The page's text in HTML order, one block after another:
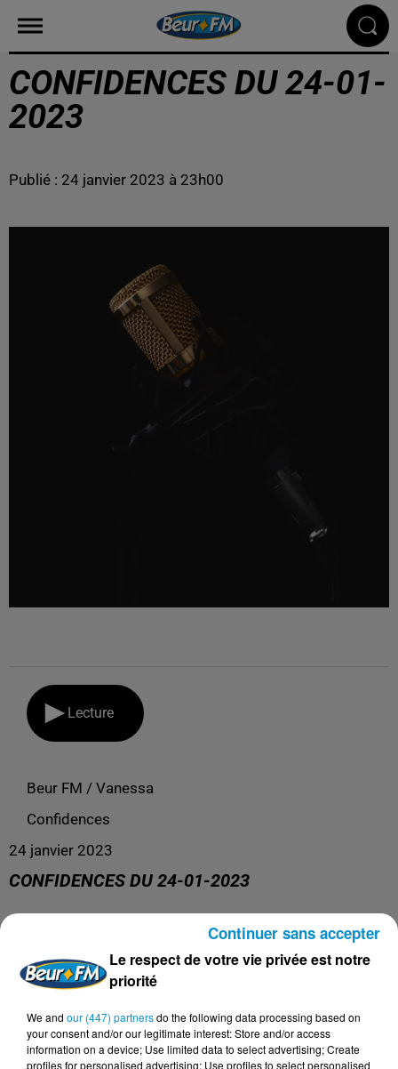
CONFIDENCES DU 24-01-
2023
Publié : 24 janvier 2023 à 23h00
Lecture
Beur FM / Vanessa
Confidences
24 janvier 2023
CONFIDENCES DU 24-01-2023
Le respect de votre vie privée est notre
priorité
We and our (447) partnersdo the following data processing based on
your consent and/or our legitimate interest: Store and/or access
information on a device; Use limited data to select advertising; Create
profiles for personalised advertising; Use profiles to select personalised
Continuer sans accepter